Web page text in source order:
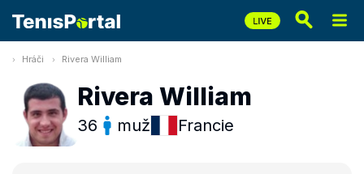
Hráči Rivera William
Rivera William
36 muž Francie